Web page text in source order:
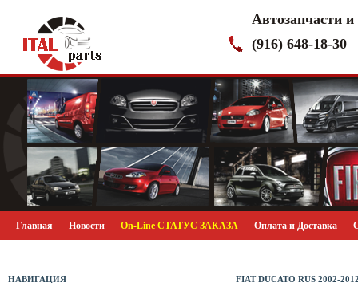
Автозапчасти
(916) 648-18-30
Главная Новости On-Line СТАТУС ЗАКАЗА Оплата и Доставка
НАВИГАЦИЯ FIAT DUCATO RUS